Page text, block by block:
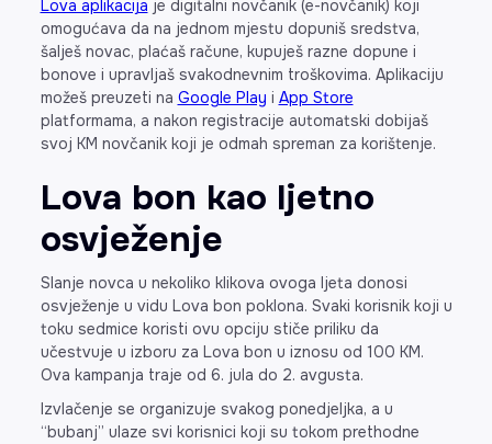
Lova aplikacija je digitalni novčanik (e-novčanik) koji
omogućava da na jednom mjestu dopuniš sredstva,
šalješ novac, plaćaš račune, kupuješ razne dopune i
bonove i upravljaš svakodnevnim troškovima. Aplikaciju
možeš preuzeti na Google Play i App Store
platformama, a nakon registracije automatski dobijaš
svoj KM novčanik koji je odmah spreman za korištenje.
Lova bon kao ljetno
osvježenje
Slanje novca u nekoliko klikova ovoga ljeta donosi
osvježenje u vidu Lova bon poklona. Svaki korisnik koji u
toku sedmice koristi ovu opciju stiče priliku da
učestvuje u izboru za Lova bon u iznosu od 100 KM.
Ova kampanja traje od 6. jula do 2. avgusta.
Izvlačenje se organizuje svakog ponedjeljka, a u
“bubanj” ulaze svi korisnici koji su tokom prethodne